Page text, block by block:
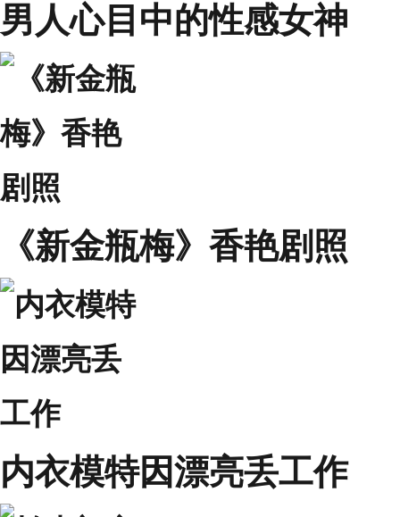
男人心目中的性感女神
《新金瓶梅》香艳剧照
内衣模特因漂亮丢工作